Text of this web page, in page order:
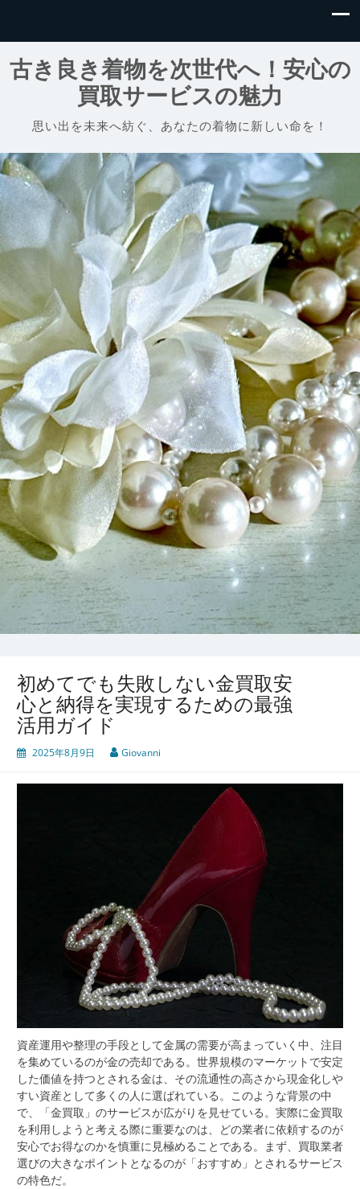
古き良き着物を次世代へ！安心の
買取サービスの魅力
思い出を未来へ紡ぐ、あなたの着物に新しい命を！
初めてでも失敗しない金買取安
心と納得を実現するための最強
活用ガイド
2025年8月9日 Giovanni
資産運用や整理の手段として金属の需要が高まっていく中、注目
を集めているのが金の売却である。 世界規模のマーケットで安定
した価値を持つとされる金は、その流通性の高さから現金化しや
すい資産として多くの人に選ばれている。このような背景の中
で、「金買取」のサービスが広がりを見せている。実際に金買取
を利用しようと考える際に重要なのは、どの業者に依頼するのが
安心でお得なのかを慎重に見極めることである。まず、買取業者
選びの大きなポイントとなるのが「おすすめ」とされるサービス
の特色だ。